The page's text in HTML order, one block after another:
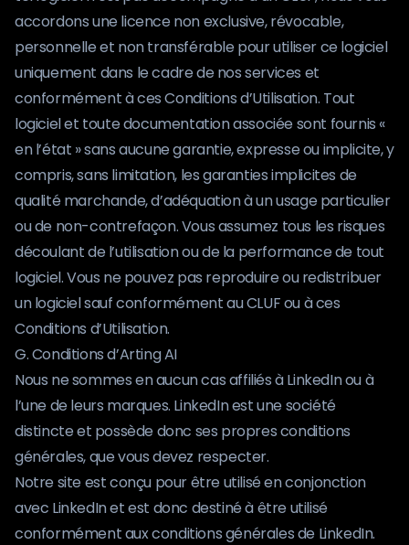
accordons une licence non exclusive, révocable,
personnelle et non transférable pour utiliser ce logiciel
uniquement dans le cadre de nos services et
conformément à ces Conditions d’Utilisation. Tout
logiciel et toute documentation associée sont fournis «
en l’état » sans aucune garantie, expresse ou implicite, y
compris, sans limitation, les garanties implicites de
qualité marchande, d’adéquation à un usage particulier
ou de non-contrefaçon. Vous assumez tous les risques
découlant de l’utilisation ou de la performance de tout
logiciel. Vous ne pouvez pas reproduire ou redistribuer
un logiciel sauf conformément au CLUF ou à ces
Conditions d’Utilisation.
G. Conditions d’Arting AI
Nous ne sommes en aucun cas affiliés à LinkedIn ou à
l’une de leurs marques. LinkedIn est une société
distincte et possède donc ses propres conditions
générales, que vous devez respecter.
Notre site est conçu pour être utilisé en conjonction
avec LinkedIn et est donc destiné à être utilisé
conformément aux conditions générales de LinkedIn.